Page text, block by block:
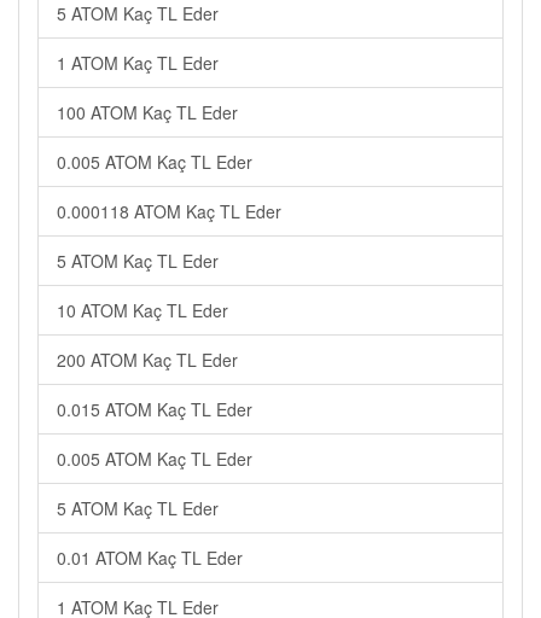
5 ATOM Kaç TL Eder
1 ATOM Kaç TL Eder
100 ATOM Kaç TL Eder
0.005 ATOM Kaç TL Eder
0.000118 ATOM Kaç TL Eder
5 ATOM Kaç TL Eder
10 ATOM Kaç TL Eder
200 ATOM Kaç TL Eder
0.015 ATOM Kaç TL Eder
0.005 ATOM Kaç TL Eder
5 ATOM Kaç TL Eder
0.01 ATOM Kaç TL Eder
1 ATOM Kaç TL Eder